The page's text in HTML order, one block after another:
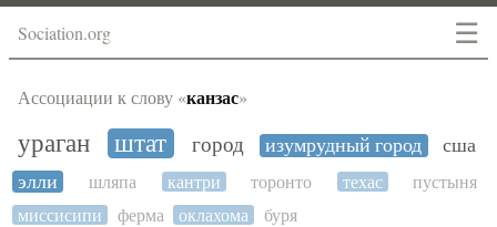
☰
Sociation.org
Ассоциации к слову «канзас»
ураган штат город изумрудный город
сша
элли
шляпа кантри торонто техас
пустыня
миссисипи
ферма оклахома буря